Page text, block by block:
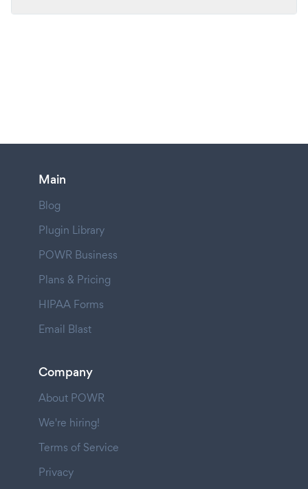
Main
Blog
Plugin Library
POWR Business
Plans & Pricing
HIPAA Forms
Email Blast
Company
About POWR
We're hiring!
Terms of Service
Privacy